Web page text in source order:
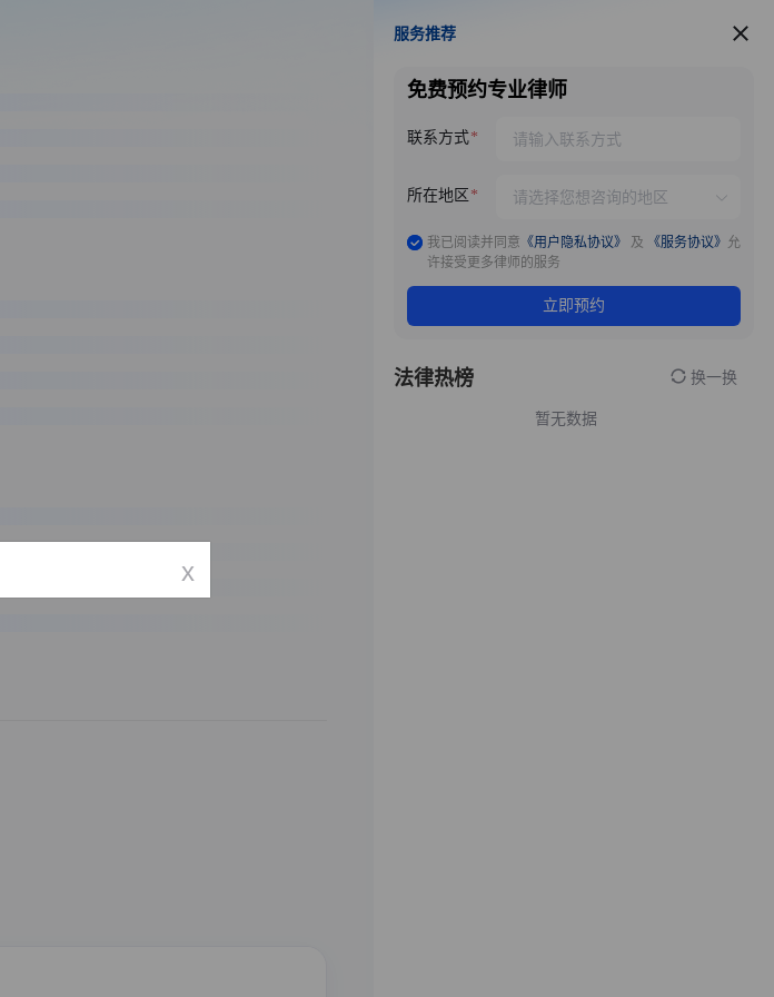
服务推荐
服务推荐
免费预约专业律师
联系方式
所在地区
我已阅读并同意 《用户隐私协议》 及 《服务协议》 允
许接受更多律师的服务
立即预约
法律热榜 换一换
暂无数据
x